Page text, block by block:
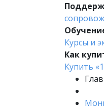
Курсы и
Как
Купить